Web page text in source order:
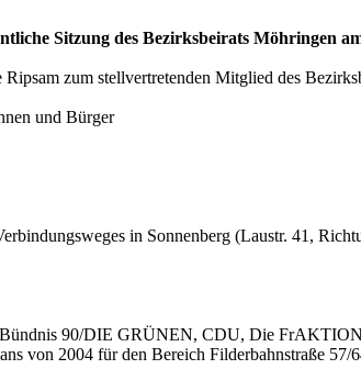
Sitzung des Bezirksbeirats Möhringen
zum stellvertretenden Mitglied des
und Bürger
in Sonnenberg (Laustr. 41,
90/DIE GRÜNEN, CDU, Die
von 2004 für den Bereich Filderbahnstraße